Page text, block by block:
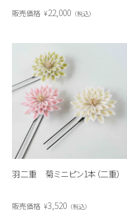
販売価格 ¥22,000 税込
羽二重 菊ミニピン1本（二重）
販売価格 ¥3,520 税込